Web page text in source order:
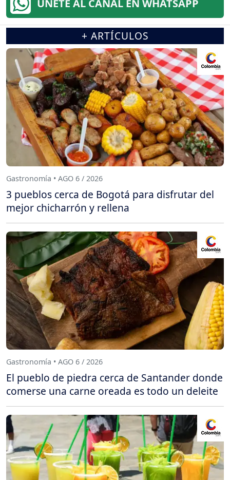
ÚNETE AL CANAL EN WHATSAPP
+ ARTÍCULOS
Gastronomía • AGO 6 / 2026
3 pueblos cerca de Bogotá para disfrutar del
mejor chicharrón y rellena
Gastronomía • AGO 6 / 2026
El pueblo de piedra cerca de Santander donde
comerse una carne oreada es todo un deleite